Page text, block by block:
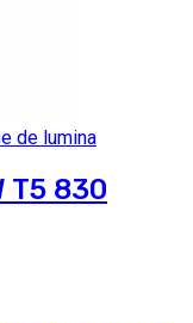
de lumina
T5 830